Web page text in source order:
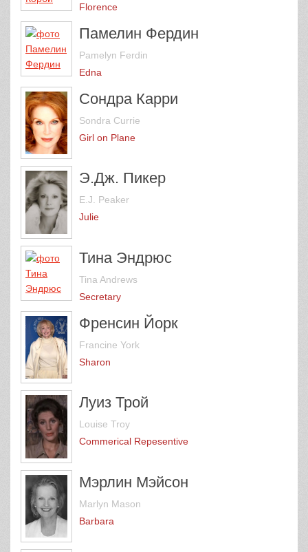
Florence
Памелин Фердин
Pamelyn Ferdin
Edna
Сондра Карри
Sondra Currie
Girl on Plane
Э.Дж. Пикер
E.J. Peaker
Julie
Тина Эндрюс
Tina Andrews
Secretary
Френсин Йорк
Francine York
Sharon
Луиз Трой
Louise Troy
Commerical Repesentive
Мэрлин Мэйсон
Marlyn Mason
Barbara